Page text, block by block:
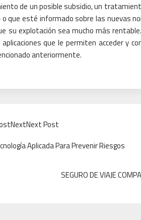
de un posible subsidio, un
que esté informado sobre las nuevas
su explotación sea mucho más rentable.
aplicaciones que le permiten acceder y
anteriormente.
Post
Aplicada Para Prevenir Riesgos
SEGURO DE VIAJE